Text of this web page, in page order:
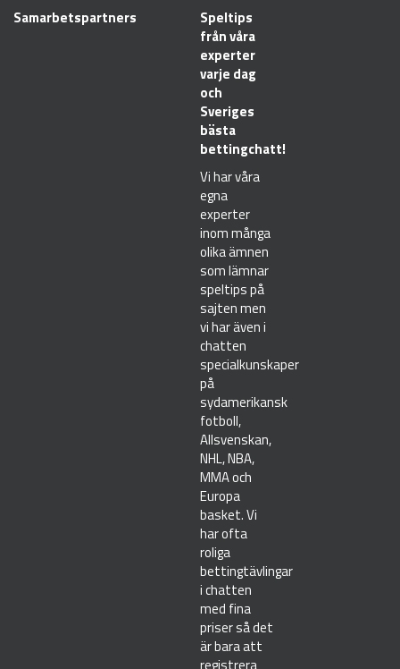
Samarbetspartners
Speltips
från våra
experter
varje dag
och
Sveriges
bästa
bettingchatt!
Vi har våra
egna
experter
inom många
olika ämnen
som lämnar
speltips på
sajten men
vi har även i
chatten
specialkunskaper
på
sydamerikansk
fotboll,
Allsvenskan,
NHL, NBA,
MMA och
Europa
basket. Vi
har ofta
roliga
bettingtävlingar
i chatten
med fina
priser så det
är bara att
registrera